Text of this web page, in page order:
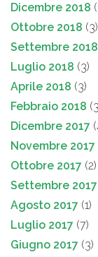
Dicembre 2018
Ottobre 2018 (3)
Settembre 2018
Luglio 2018 (3)
Aprile 2018 (3)
Febbraio 2018
Dicembre 2017
Novembre 2017
Ottobre 2017 (2)
Settembre 2017
Agosto 2017 (1)
Luglio 2017 (7)
Giugno 2017 (3)